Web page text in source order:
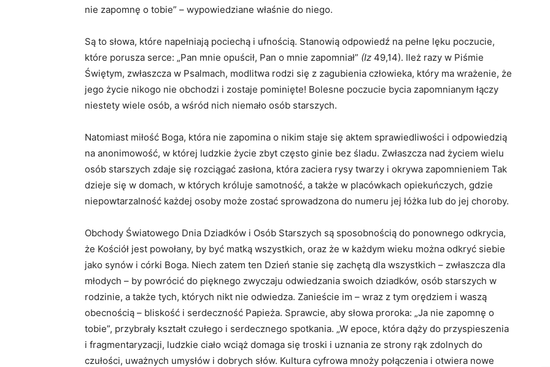
nie zapomnę o tobie” – wypowiedziane właśnie do niego.
Są to słowa, które napełniają pociechą i ufnością. Stanowią odpowiedź na pełne lęku poczucie,
które porusza serce: „Pan mnie opuścił, Pan o mnie zapomniał” (Iz 49,14). Ileż razy w Piśmie
Świętym, zwłaszcza w Psalmach, modlitwa rodzi się z zagubienia człowieka, który ma wrażenie, że
jego życie nikogo nie obchodzi i zostaje pominięte! Bolesne poczucie bycia zapomnianym łączy
niestety wiele osób, a wśród nich niemało osób starszych.
Natomiast miłość Boga, która nie zapomina o nikim staje się aktem sprawiedliwości i odpowiedzią
na anonimowość, w której ludzkie życie zbyt często ginie bez śladu. Zwłaszcza nad życiem wielu
osób starszych zdaje się rozciągać zasłona, która zaciera rysy twarzy i okrywa zapomnieniem Tak
dzieje się w domach, w których króluje samotność, a także w placówkach opiekuńczych, gdzie
niepowtarzalność każdej osoby może zostać sprowadzona do numeru jej łóżka lub do jej choroby.
Obchody Światowego Dnia Dziadków i Osób Starszych są sposobnością do ponownego odkrycia,
że Kościół jest powołany, by być matką wszystkich, oraz że w każdym wieku można odkryć siebie
jako synów i córki Boga. Niech zatem ten Dzień stanie się zachętą dla wszystkich – zwłaszcza dla
młodych – by powrócić do pięknego zwyczaju odwiedzania swoich dziadków, osób starszych w
rodzinie, a także tych, których nikt nie odwiedza. Zanieście im – wraz z tym orędziem i waszą
obecnością – bliskość i serdeczność Papieża. Sprawcie, aby słowa proroka: „Ja nie zapomnę o
tobie”, przybrały kształt czułego i serdecznego spotkania. „W epoce, która dąży do przyspieszenia
i fragmentaryzacji, ludzkie ciało wciąż domaga się troski i uznania ze strony rąk zdolnych do
czułości, uważnych umysłów i dobrych słów. Kultura cyfrowa mnoży połączenia i otwiera nowe